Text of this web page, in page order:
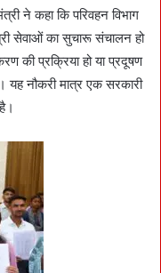
ने कहा कि परिवहन विभाग
सेवाओं का सुचारू संचालन हो
की प्रक्रिया हो या प्रदूषण
नौकरी मात्र एक सरकारी